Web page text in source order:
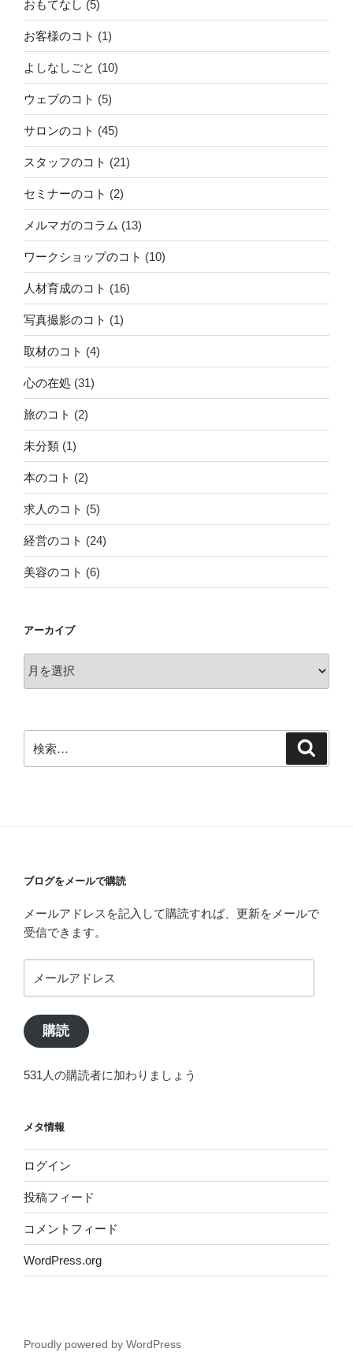
おもてなし (5)
お客様のコト (1)
よしなしごと (10)
ウェブのコト (5)
サロンのコト (45)
スタッフのコト (21)
セミナーのコト (2)
メルマガのコラム (13)
ワークショップのコト (10)
人材育成のコト (16)
写真撮影のコト (1)
取材のコト (4)
心の在処 (31)
旅のコト (2)
未分類 (1)
本のコト (2)
求人のコト (5)
経営のコト (24)
美容のコト (6)
アーカイブ
ー
索:
ブログをメールで購読
メールアドレスを記入して購読すれば、更新をメールで
受信できます。
ー
ア
ド
ス
購読
531人の購読者に加わりましょう
メタ情報
ログイン
投稿フィード
コメントフィード
WordPress.org
Proudly powered by WordPress